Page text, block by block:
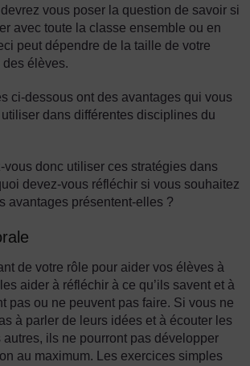
vous poser la question de savoir si
avec toute la classe ensemble ou en
peut dépendre de la taille de votre
des élèves.
ci-dessous ont des avantages qui vous
dans différentes disciplines du
vous donc utiliser ces stratégies dans
devez-vous réfléchir si vous souhaitez
avantages présentent-elles ?
de votre rôle pour aider vos élèves à
aider à réfléchir à ce qu’ils savent et à
pas ou ne peuvent pas faire. Si vous ne
à parler de leurs idées et à écouter les
autres, ils ne pourront pas développer
au maximum. Les exercices simples